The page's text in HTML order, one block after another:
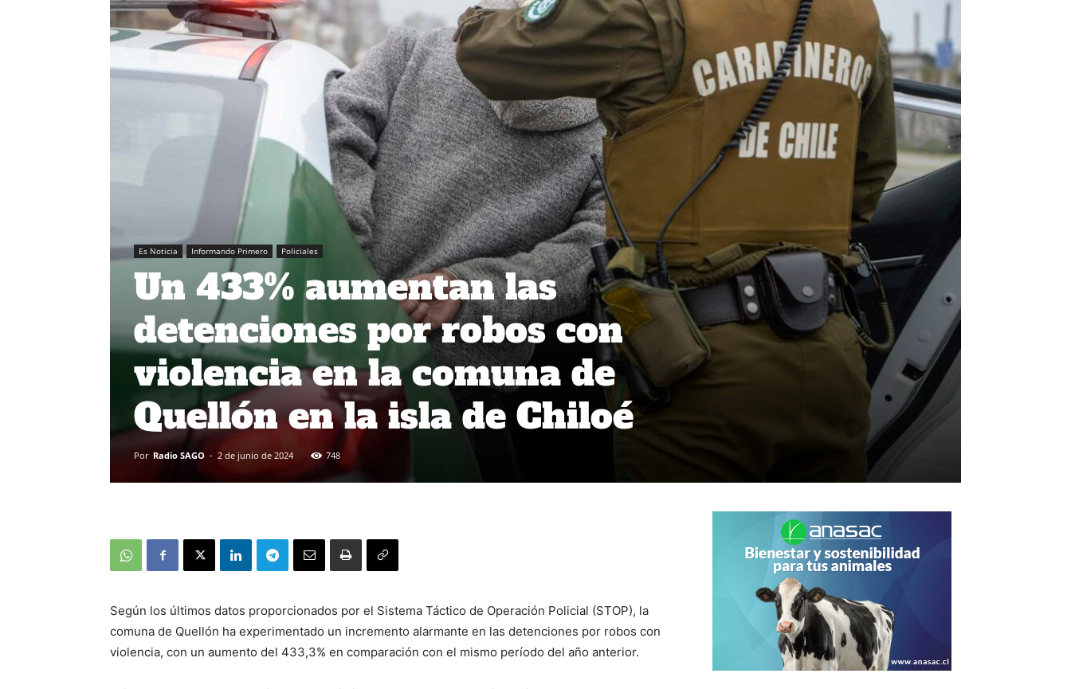
Es Noticia Informando Primero Policiales
Un 433% aumentan las
detenciones por robos con
violencia en la comuna de
Quellón en la isla de Chiloé
Por Radio SAGO - 2 de junio de 2024 748
Según los últimos datos proporcionados por el Sistema Táctico de Operación Policial (STOP), la
comuna de Quellón ha experimentado un incremento alarmante en las detenciones por robos con
violencia, con un aumento del 433,3% en comparación con el mismo período del año anterior.